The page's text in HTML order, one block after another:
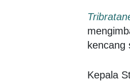
kencang
Kepala